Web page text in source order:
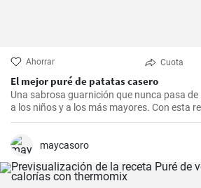
Ahorrar Cuota
El mejor puré de patatas casero
Una sabrosa guarnición que nunca pasa
a los niños y a los más mayores. Con esta
hacer un sencillo pero delicioso puré de
maycasoro